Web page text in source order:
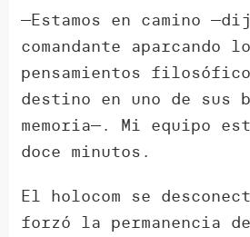
—Estamos en camino
comandante aparcando
pensamientos
destino en uno de sus
memoria—. Mi equipo
doce minutos.
El holocom se
forzó la permanencia